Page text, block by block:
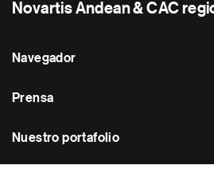
Novartis Andean & CAC
Navegador
Prensa
Nuestro portafolio